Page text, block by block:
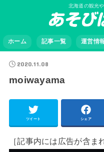
北海道の観光
ホーム 記事一覧 運営情
2020.11.08
moiwayama
ツイート シェア
［記事内には広告が含ま